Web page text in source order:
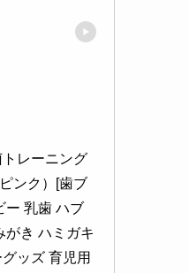
レーニング
ンク）[歯ブ
ー 乳歯 ハブ
がき ハミガキ
ッズ 育児用